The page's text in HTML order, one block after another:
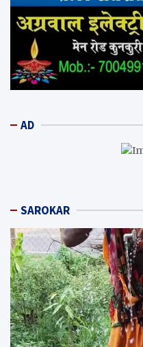
AD
SAROKAR